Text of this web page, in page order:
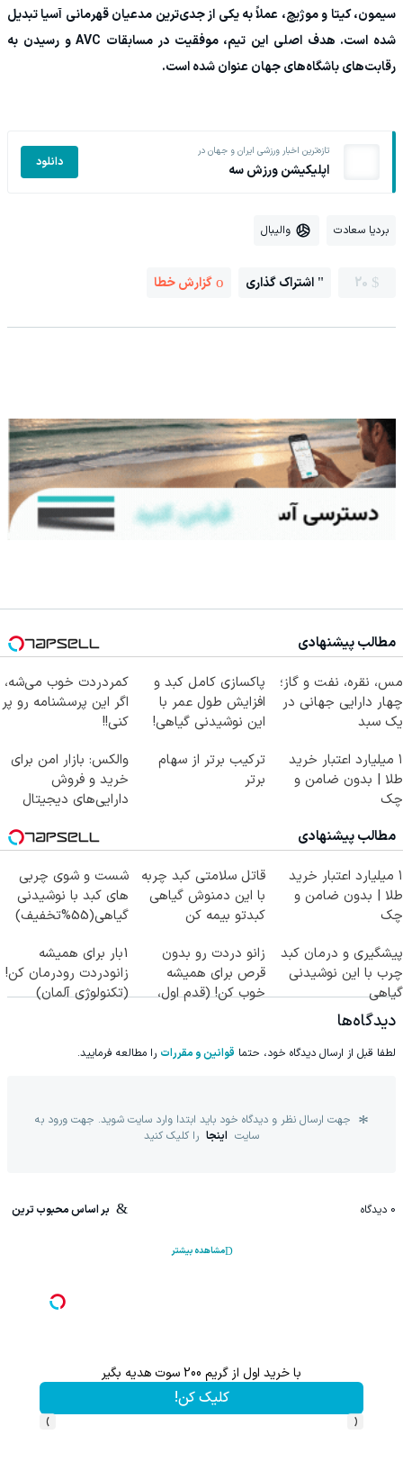
سیمون، کیتا و موژیچ، عملاً به یکی از جدی‌ترین مدعیان قهرمانی آسیا تبدیل
شده است. هدف اصلی این تیم، موفقیت در مسابقات AVC و رسیدن به
رقابت‌های باشگاه‌های جهان عنوان شده است.
تازه‌ترین اخبار ورزشی ایران و جهان در
اپلیکیشن ورزش سه دانلود
بردیا سعادت والیبال
20 اشتراک گذاری گزارش خطا
مطالب پیشنهادی
مس، نقره، نفت و گاز؛
چهار دارایی جهانی در
یک سبد
پاکسازی کامل کبد و
افزایش طول عمر با
این نوشیدنی گیاهی!
کمردردت خوب می‌شه،
اگر این پرسشنامه رو پر
کنی!!
۱ میلیارد اعتبار خرید
طلا | بدون ضامن و
چک
ترکیب برتر از سهام
برتر
والکس: بازار امن برای
خرید و فروش
دارایی‌های دیجیتال
مطالب پیشنهادی
۱ میلیارد اعتبار خرید
طلا | بدون ضامن و
چک
قاتل سلامتی کبد چربه
با این دمنوش گیاهی
کبدتو بیمه کن
شست و شوی چربی
های کبد با نوشیدنی
گیاهی(55%تخفیف)
پیشگیری و درمان کبد
چرب با این نوشیدنی
گیاهی
زانو دردت رو بدون
قرص برای همیشه
خوب کن! (قدم اول،
1بار برای همیشه
زانودردت رودرمان کن!
(تکنولوژی آلمان)
دیدگاه‌ها
لطفا قبل از ارسال دیدگاه خود، حتما قوانین و مقررات را مطالعه فرمایید.
جهت ارسال نظر و دیدگاه خود باید ابتدا وارد سایت شوید. جهت ورود به
سایت اینجا را کلیک کنید
0 دیدگاه بر اساس محبوب ترین
مشاهده بیشتر
با خرید اول از گریم 200 سوت هدیه بگیر
کلیک کن!
‹
›